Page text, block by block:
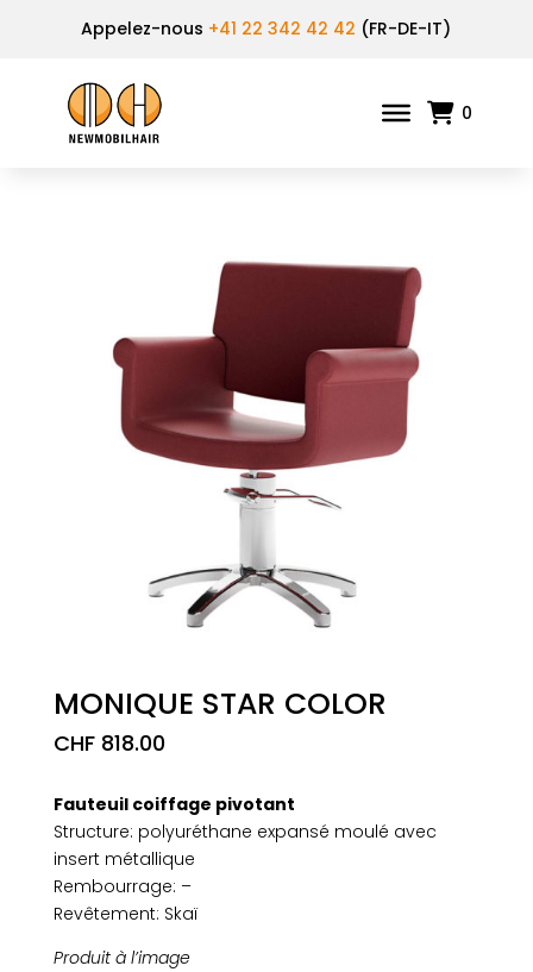
Appelez-nous +41 22 342 42 42 (FR-DE-IT)
0
MONIQUE STAR COLOR
CHF818.00
Fauteuil coiffage pivotant
Structure: polyuréthane expansé moulé avec
insert métallique
Rembourrage: –
Revêtement: Skaï
Produit à l’image